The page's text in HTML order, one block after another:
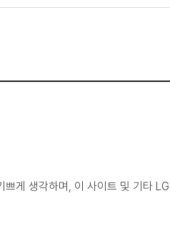
게 생각하며, 이 사이트 및 기타